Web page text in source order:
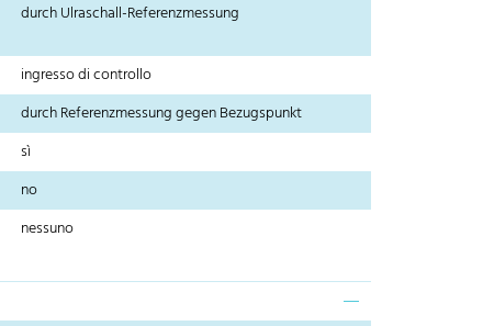
durch Ulraschall-Referenzmessung
ingresso di controllo
durch Referenzmessung gegen Bezugspunkt
sì
no
nessuno